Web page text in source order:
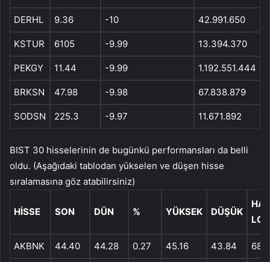
DERHL 9.36 -10 42.991.650
KSTUR 6105 -9.99 13.394.370
PEKGY 11.44 -9.99 1.192.551.444
BRKSN 47.98 -9.98 67.838.879
SODSN 225.3 -9.97 11.671.892
BIST 30 hisselerinin de bugünkü performansları da belli
oldu. (Aşağıdaki tablodan yükselen ve düşen hisse
sıralamasına göz atabilirsiniz)
HISSE SON DÜN % YÜKSEK DÜŞÜK
LOT
AKBNK 44.40 44.28 0.27 45.16 43.84